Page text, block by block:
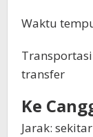
Waktu
transfer
Ke
Jarak: